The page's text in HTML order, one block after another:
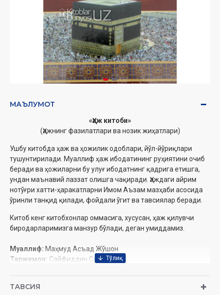
МАЪЛУМОТ
«Ҳаж китоби»
(Ҳажнинг фазилатлари ва нозик жиҳатлари)
Ушбу китобда ҳаж ва ҳожилик одоблари, йўл-йўриқлари
тушунтирилади. Муаллиф ҳаж ибодатининг руҳиятини очиб
беради ва ҳожиларни бу улуғ ибодатнинг қадрига етишга,
ундан маънавий лаззат олишга чақиради. Ҳаждаги айрим
нотўғри хатти-ҳаракатларни Имом Аъзам мазҳаби асосида
ўринли танқид қилади, фойдали ўгит ва тавсиялар беради.
Китоб кенг китобхонлар оммасига, хусусан, ҳаж қилувчи
биродарларимизга манзур бўлади, деган умиддамиз.
Муаллиф: Маҳмуд Асъад Жўшон
Таржимон: Сайфиддин Сайфуллоҳ
Ҳажми:320 бет
ТАВСИЯ